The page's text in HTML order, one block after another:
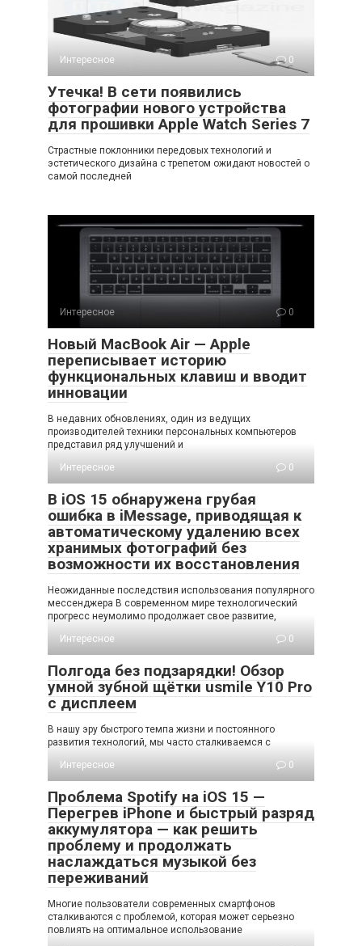
Интересное 0
Утечка! В сети появились
фотографии нового устройства
для прошивки Apple Watch Series 7
Страстные поклонники передовых технологий и
эстетического дизайна с трепетом ожидают новостей о
самой последней
Интересное 0
Новый MacBook Air — Apple
переписывает историю
функциональных клавиш и вводит
инновации
В недавних обновлениях, один из ведущих
производителей техники персональных компьютеров
представил ряд улучшений и
Интересное
0
В iOS 15 обнаружена грубая
ошибка в iMessage, приводящая к
автоматическому удалению всех
хранимых фотографий без
возможности их восстановления
Неожиданные последствия использования популярного
мессенджера В современном мире технологический
прогресс неумолимо продолжает свое развитие,
Интересное
0
Полгода без подзарядки! Обзор
умной зубной щётки usmile Y10 Pro
с дисплеем
В нашу эру быстрого темпа жизни и постоянного
развития технологий, мы часто сталкиваемся с
Интересное
0
Проблема Spotify на iOS 15 —
Перегрев iPhone и быстрый разряд
аккумулятора — как решить
проблему и продолжать
наслаждаться музыкой без
переживаний
Многие пользователи современных смартфонов
сталкиваются с проблемой, которая может серьезно
повлиять на оптимальное использование